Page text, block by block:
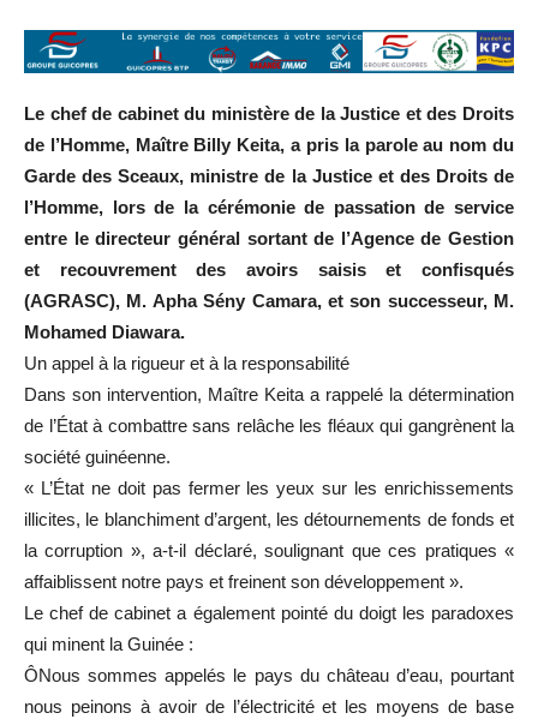
Le chef de cabinet du ministère de la Justice et des Droits
de l’Homme, Maître Billy Keita, a pris la parole au nom du
Garde des Sceaux, ministre de la Justice et des Droits de
l’Homme, lors de la cérémonie de passation de service
entre le directeur général sortant de l’Agence de Gestion
et recouvrement des avoirs saisis et confisqués
(AGRASC), M. Apha Sény Camara, et son successeur, M.
Mohamed Diawara.
Un appel à la rigueur et à la responsabilité
Dans son intervention, Maître Keita a rappelé la détermination
de l’État à combattre sans relâche les fléaux qui gangrènent la
société guinéenne.
« L’État ne doit pas fermer les yeux sur les enrichissements
illicites, le blanchiment d’argent, les détournements de fonds et
la corruption », a-t-il déclaré, soulignant que ces pratiques «
affaiblissent notre pays et freinent son développement ».
Le chef de cabinet a également pointé du doigt les paradoxes
qui minent la Guinée :
ÔNous sommes appelés le pays du château d’eau, pourtant
nous peinons à avoir de l’électricité et les moyens de base